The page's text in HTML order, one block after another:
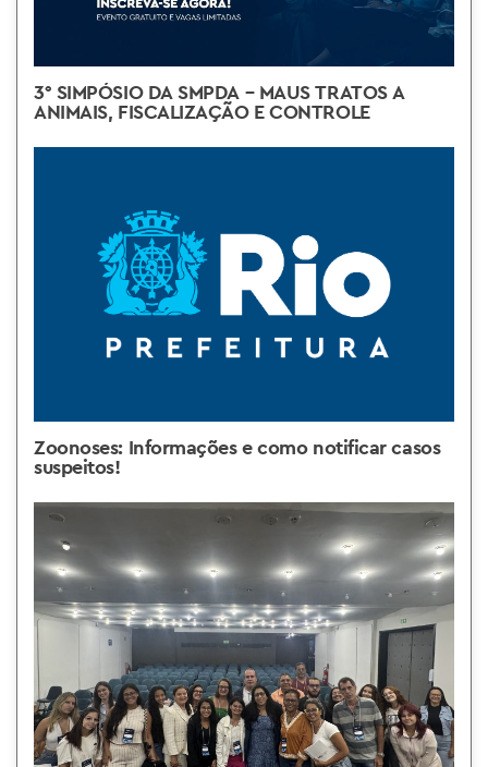
3° SIMPÓSIO DA SMPDA – MAUS TRATOS A
ANIMAIS, FISCALIZAÇÃO E CONTROLE
Zoonoses: Informações e como notificar casos
suspeitos!